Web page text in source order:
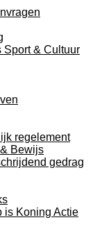
Sport & Cultuur
regelement
Bewijs
gedrag
is Koning Actie